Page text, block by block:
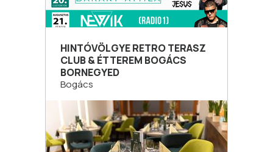
HINTÓVÖLGYE RETRO TERASZ
CLUB & ÉTTEREM BOGÁCS
BORNEGYED
Bogács